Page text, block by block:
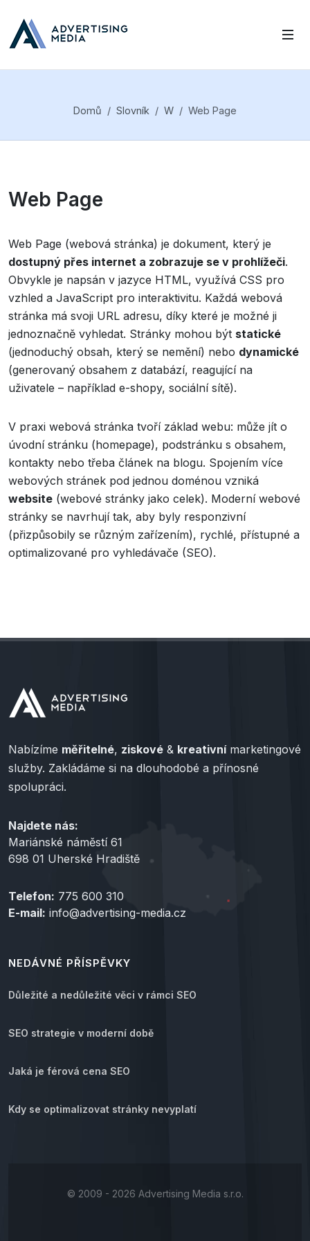
Domů Slovník W Web Page
Web Page
Web Page (webová stránka) je dokument, který je
dostupný přes internet a zobrazuje se v prohlížeči.
Obvykle je napsán v jazyce HTML, využívá CSS pro
vzhled a JavaScript pro interaktivitu. Každá webová
stránka má svoji URL adresu, díky které je možné ji
jednoznačně vyhledat. Stránky mohou být statické
(jednoduchý obsah, který se nemění) nebo dynamické
(generovaný obsahem z databází, reagující na
uživatele – například e-shopy, sociální sítě).
V praxi webová stránka tvoří základ webu: může jít o
úvodní stránku (homepage), podstránku s obsahem,
kontakty nebo třeba článek na blogu. Spojením více
webových stránek pod jednou doménou vzniká
website (webové stránky jako celek). Moderní webové
stránky se navrhují tak, aby byly responzivní
(přizpůsobily se různým zařízením), rychlé, přístupné a
optimalizované pro vyhledávače (SEO).
Nabízíme měřitelné, ziskové & kreativnímarketingové
služby. Zakládáme si na dlouhodobé a přínosné
spolupráci.
Najdete nás:
Mariánské náměstí 61
698 01 Uherské Hradiště
Telefon: 775 600 310
E-mail: info@advertising-media.cz
NEDÁVNÉ PŘÍSPĚVKY
Důležité a nedůležité věci v rámci SEO
SEO strategie v moderní době
Jaká je férová cena SEO
Kdy se optimalizovat stránky nevyplatí
© 2009 - 2026 Advertising Media s.r.o.